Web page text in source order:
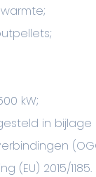
kW;
in bijlage
(EU) 2015/1185.